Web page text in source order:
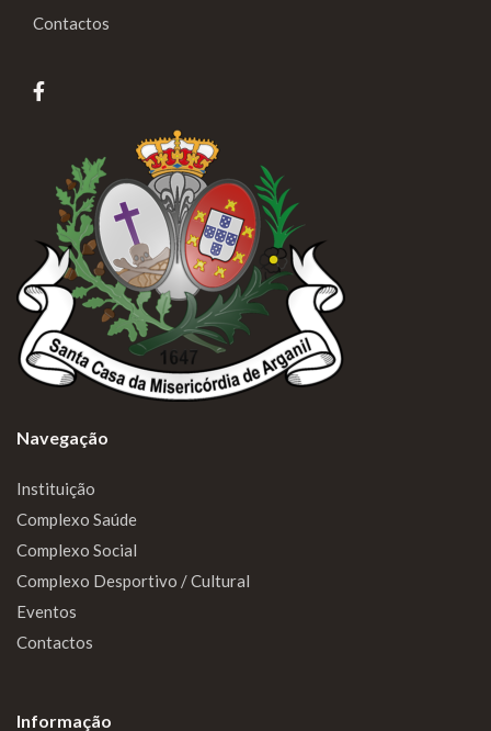
Contactos
Navegação
Instituição
Complexo Saúde
Complexo Social
Complexo Desportivo / Cultural
Eventos
Contactos
Informação